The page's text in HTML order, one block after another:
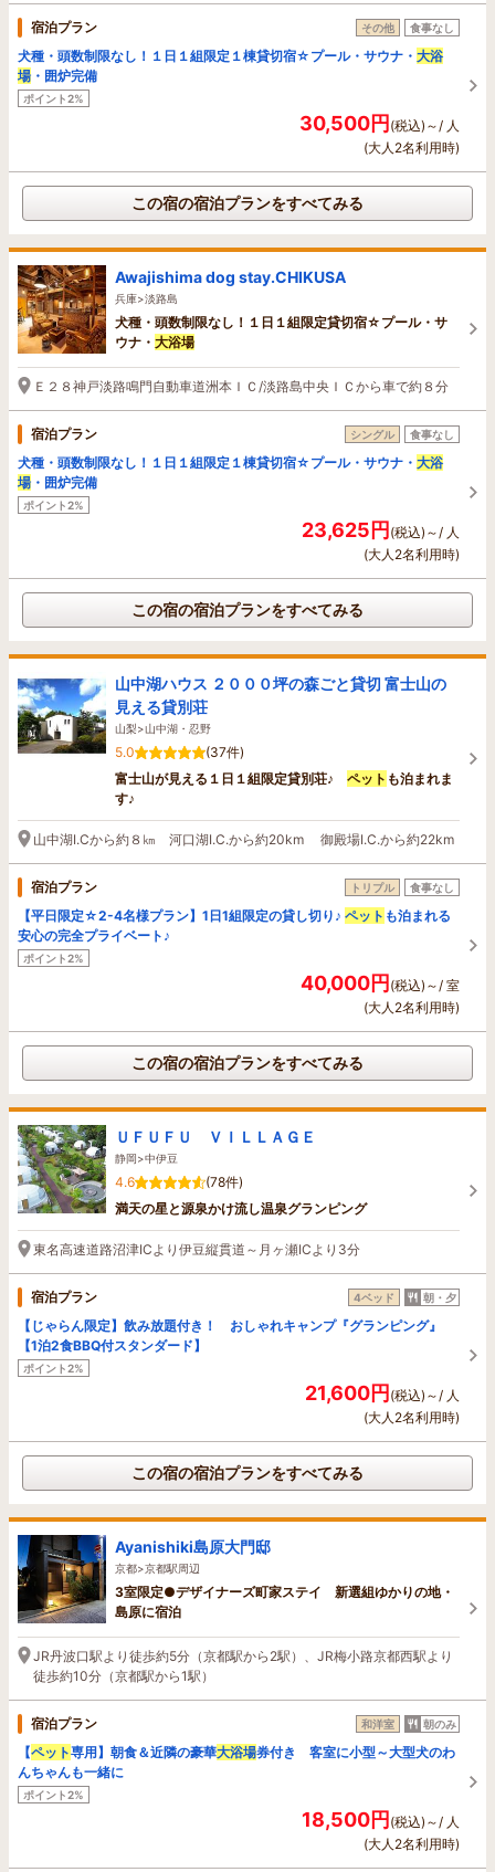
宿泊プラン その他 食事なし
犬種・頭数制限なし！１日１組限定１棟貸切宿☆プール・サウナ・ 大浴
場 ・囲炉完備
ポイント2%
30,500円(税込)～/ 人
(大人2名利用時)
この宿の宿泊プランをすべてみる
Awajishima dog stay.CHIKUSA
兵庫>淡路島
犬種・頭数制限なし！１日１組限定貸切宿☆プール・サ
ウナ・ 大浴場
Ｅ２８神戸淡路鳴門自動車道洲本ＩＣ/淡路島中央ＩＣから車で約８分
宿泊プラン シングル 食事なし
犬種・頭数制限なし！１日１組限定１棟貸切宿☆プール・サウナ・ 大浴
場 ・囲炉完備
ポイント2%
23,625円(税込)～/ 人
(大人2名利用時)
この宿の宿泊プランをすべてみる
山中湖ハウス ２０００坪の森ごと貸切 富士山の
見える貸別荘
山梨>山中湖・忍野
5.0
(37件)
富士山が見える１日１組限定貸別荘♪ ペット も泊まれま
す♪
山中湖I.Cから約８㎞ 河口湖I.C.から約20km 御殿場I.C.から約22km
宿泊プラン トリプル 食事なし
【平日限定☆2-4名様プラン】1日1組限定の貸し切り♪ ペット も泊まれる
安心の完全プライベート♪
ポイント2%
40,000円(税込)～/ 室
(大人2名利用時)
この宿の宿泊プランをすべてみる
ＵＦＵＦＵ ＶＩＬＬＡＧＥ
静岡>中伊豆
4.6
(78件)
満天の星と源泉かけ流し温泉グランピング
東名高速道路沼津ICより伊豆縦貫道～月ヶ瀬ICより3分
宿泊プラン 4ベッド 朝・夕
【じゃらん限定】飲み放題付き！ おしゃれキャンプ『グランピング』
【1泊2食BBQ付スタンダード】
ポイント2%
21,600円(税込)～/ 人
(大人2名利用時)
この宿の宿泊プランをすべてみる
Ayanishiki島原大門邸
京都>京都駅周辺
3室限定●デザイナーズ町家ステイ 新選組ゆかりの地・
島原に宿泊
JR丹波口駅より徒歩約5分（京都駅から2駅）、JR梅小路京都西駅より
徒歩約10分（京都駅から1駅）
宿泊プラン 和洋室 朝のみ
【ペット専用】朝食＆近隣の豪華大浴場券付き 客室に小型～大型犬のわ
んちゃんも一緒に
ポイント2%
18,500円(税込)～/ 人
(大人2名利用時)